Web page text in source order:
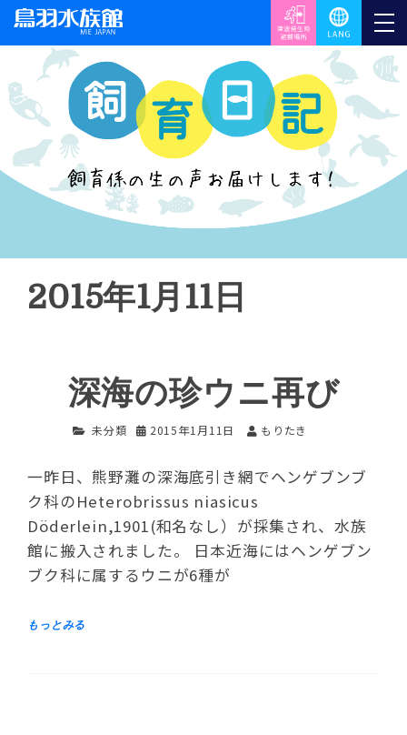
2015年1月11日
深海の珍ウニ再び
未分類 2015年1月11日 もりたき
一昨日、熊野灘の深海底引き網でヘンゲブンブ
ク科のHeterobrissus niasicus
Döderlein,1901(和名なし）が採集され、水族
館に搬入されました。 日本近海にはヘンゲブン
ブク科に属するウニが6種が